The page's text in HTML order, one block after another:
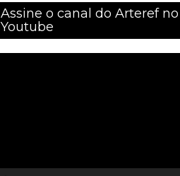
Assine o canal do Arteref no
Youtube